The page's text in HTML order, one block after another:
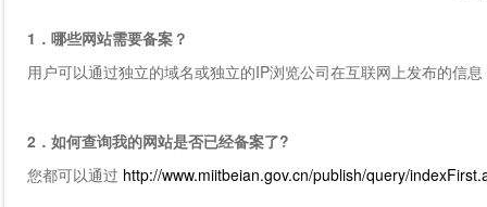
1．哪些网站需要备案？
用户可以通过独立的域名或独立的IP浏览公司在互联网上发布的信
2．如何查询我的网站是否已经备案了?
您都可以通过 http://www.miitbeian.gov.cn/publish/query/